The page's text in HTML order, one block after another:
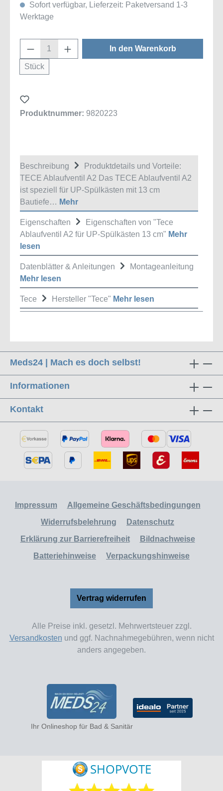
Sofort verfügbar, Lieferzeit: Paketversand 1-3
Werktage
Produkt Anzahl: Gib den gewünschten
Stück
In den Warenkorb
Produktnummer: 9820223
Beschreibung
Produktdetails und Vorteile:
TECE Ablaufventil A2 Das TECE Ablaufventil A2
ist speziell für UP-Spülkästen mit 13 cm
Bautiefe… Mehr
Eigenschaften
Eigenschaften von "Tece
Ablaufventil A2 für UP-Spülkästen 13 cm" Mehr
lesen
Datenblätter & Anleitungen
Montageanleitung
Mehr lesen
Tece Hersteller "Tece" Mehr lesen
Meds24 | Mach es doch selbst!
Informationen
Kontakt
Impressum
Allgemeine Geschäftsbedingungen
Widerrufsbelehrung
Datenschutz
Erklärung zur Barrierefreiheit
Bildnachweise
Batteriehinweise
Verpackungshinweise
Vertrag widerrufen
Alle Preise inkl. gesetzl. Mehrwertsteuer zzgl.
Versandkosten und ggf. Nachnahmegebühren, wenn nicht
anders angegeben.
Ihr Onlineshop für Bad & Sanitär